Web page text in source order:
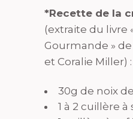
*Recette de la
(extraite du livre
Gourmande »
et Coralie Miller) :
30g de noix
1 à 2 cuillère à